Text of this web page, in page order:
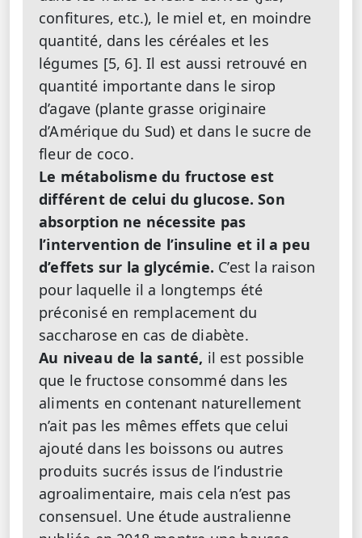
confitures, etc.), le miel et, en moindre
quantité, dans les céréales et les
légumes [5, 6]. Il est aussi retrouvé en
quantité importante dans le sirop
d’agave (plante grasse originaire
d’Amérique du Sud) et dans le sucre de
fleur de coco.
Le métabolisme du fructose est
différent de celui du glucose. Son
absorption ne nécessite pas
l’intervention de l’insuline et il a peu
d’effets sur la glycémie. C’est la raison
pour laquelle il a longtemps été
préconisé en remplacement du
saccharose en cas de diabète.
Au niveau de la santé, il est possible
que le fructose consommé dans les
aliments en contenant naturellement
n’ait pas les mêmes effets que celui
ajouté dans les boissons ou autres
produits sucrés issus de l’industrie
agroalimentaire, mais cela n’est pas
consensuel. Une étude australienne